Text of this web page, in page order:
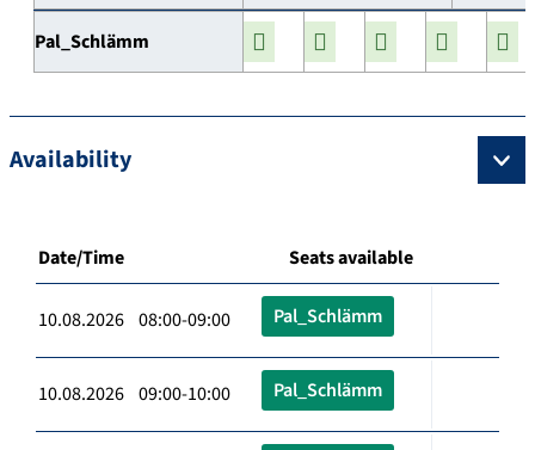
Pal_Schlämm
Availability
Date/Time Seats available
10.08.2026 08:00-09:00 Pal_Schlämm
10.08.2026 09:00-10:00 Pal_Schlämm